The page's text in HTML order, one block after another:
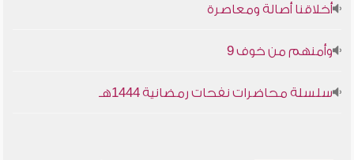
أخلاقنا أصالة ومعاصرة
وأمنهم من خوف 9
سلسلة محاضرات نفحات رمضانية 1444هـ